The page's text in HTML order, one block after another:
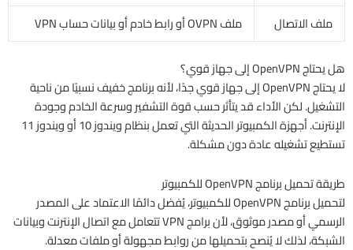
ملف الاتصال
ملف OVPN أو رابط خادم أو بيانات حساب VPN
هل يحتاج OpenVPN إلى جهاز قوي؟
لا يحتاج OpenVPN إلى جهاز قوي جدًا، لأنه برنامج خفيف نسبيًا من ناحية
التشغيل. لكن الأداء قد يتأثر حسب قوة التشفير وسرعة الخادم وجودة
الإنترنت. أجهزة الكمبيوتر الحديثة التي تعمل بنظام ويندوز 10 أو ويندوز 11
تستطيع تشغيله عادة دون مشكلة.
طريقة تحميل برنامج OpenVPN للكمبيوتر
لتحميل برنامج OpenVPN للكمبيوتر، يُفضل دائمًا الاعتماد على المصدر
الرسمي أو مصدر موثوق، لأن برامج VPN تتعامل مع اتصال الإنترنت وبيانات
الشبكة، لذلك لا يُنصح بتحميلها من روابط مجهولة أو ملفات معدلة.